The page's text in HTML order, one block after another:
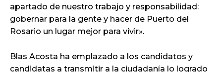
apartado de nuestro trabajo y responsabilidad:
gobernar para la gente y hacer de Puerto del
Rosario un lugar mejor para vivir».
Blas Acosta ha emplazado a los candidatos y
candidatas a transmitir a la ciudadanía lo logrado